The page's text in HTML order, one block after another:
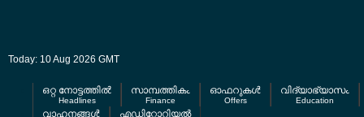
Today: 10 Aug 2026 GMT
ഒറ്റ നോട്ടത്തില്‍
Headlines
സാമ്പത്തികം
Finance
ഓഫറുകള്‍
Offers
വിദ്യാഭ്യാസം
Education
വാഹനങ്ങള്‍ എഡിറ്റോറിയല്‍